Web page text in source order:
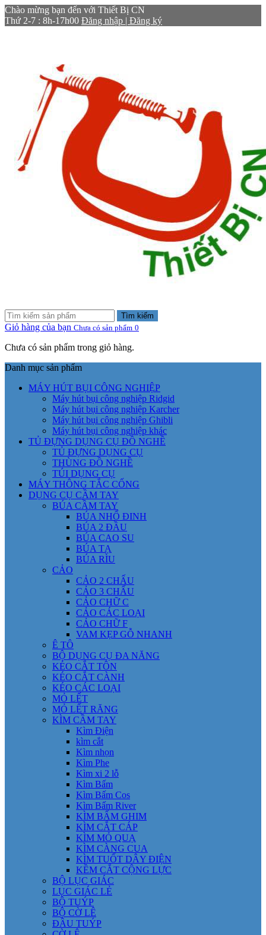
Chào mừng bạn đến với Thiết Bị CN
Thứ 2-7 : 8h-17h00 Đăng nhập | Đăng ký
Tìm kiếm
Giỏ hàng của bạn Chưa có sản phẩm 0
Chưa có sản phẩm trong giỏ hàng.
Danh mục sản phẩm
MÁY HÚT BỤI CÔNG NGHIỆP
Máy hút bụi công nghiệp Ridgid
Máy hút bụi công nghiệp Karcher
Máy hút bụi công nghiệp Ghibli
Máy hút bụi công nghiệp khác
TỦ ĐỰNG DỤNG CỤ ĐỒ NGHỀ
TỦ ĐỰNG DỤNG CỤ
THÙNG ĐỒ NGHỀ
TÚI DỤNG CỤ
MÁY THÔNG TẮC CỐNG
DỤNG CỤ CẦM TAY
BÚA CẦM TAY
BÚA NHỔ ĐINH
BÚA 2 ĐẦU
BÚA CAO SU
BÚA TẠ
BÚA RÌU
CẢO
CẢO 2 CHẤU
CẢO 3 CHẤU
CẢO CHỮ C
CẢO CÁC LOẠI
CẢO CHỮ F
VAM KẸP GỖ NHANH
Ê TÔ
BỘ DỤNG CỤ ĐA NĂNG
KÉO CẮT TÔN
KÉO CẮT CÀNH
KÉO CÁC LOẠI
MỎ LẾT
MỎ LẾT RĂNG
KÌM CẦM TAY
Kìm Điện
kìm cắt
Kìm nhọn
Kìm Phe
Kìm xi 2 lỗ
Kìm Bấm
Kìm Bấm Cos
Kìm Bấm River
KÌM BẤM GHIM
KÌM CẮT CÁP
KÌM MỎ QUẠ
KÌM CÀNG CUA
KÌM TUỐT DÂY ĐIỆN
KỀM CẮT CỘNG LỰC
BỘ LỤC GIÁC
LỤC GIÁC LẺ
BỘ TUÝP
BỘ CỜ LÊ
ĐẦU TUÝP